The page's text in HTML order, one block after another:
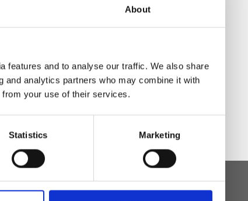
About
features and to analyse our traffic. We also share
and analytics partners who may combine it with
from your use of their services.
Statistics Marketing